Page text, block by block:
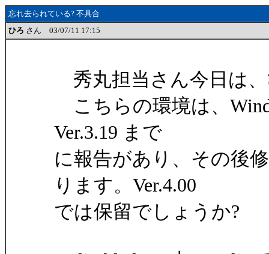
忘れ去られている? 不具合
ひろ さん 03/07/11 17:15
秀丸担当さん今日は
こちらの環境は、
Ver.3.19 まで
に報告があり、その後
ります。Ver.4.00
では保留でしょうか?